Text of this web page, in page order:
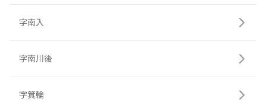
字南入
字南川後
字箕輪